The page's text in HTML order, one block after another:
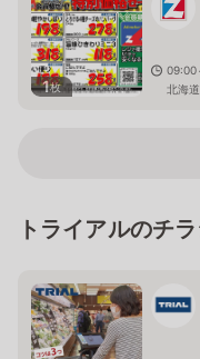
1枚
09:00
北海
トライアルのチ